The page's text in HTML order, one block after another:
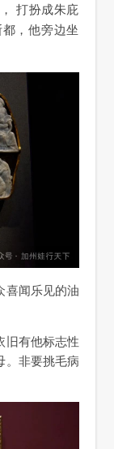
打扮成朱庇
，他旁边坐
喜闻乐见的油
旧有他标志性
。非要挑毛病